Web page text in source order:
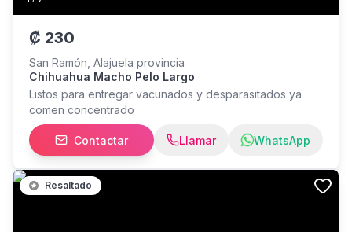
₡ 230
San Ramón, Alajuela provincia
Chihuahua Macho Pelo Largo
Listos para entregar vacunados y desparasitados ya
comen concentrado
Contactar Llamar WhatsApp
Resaltado